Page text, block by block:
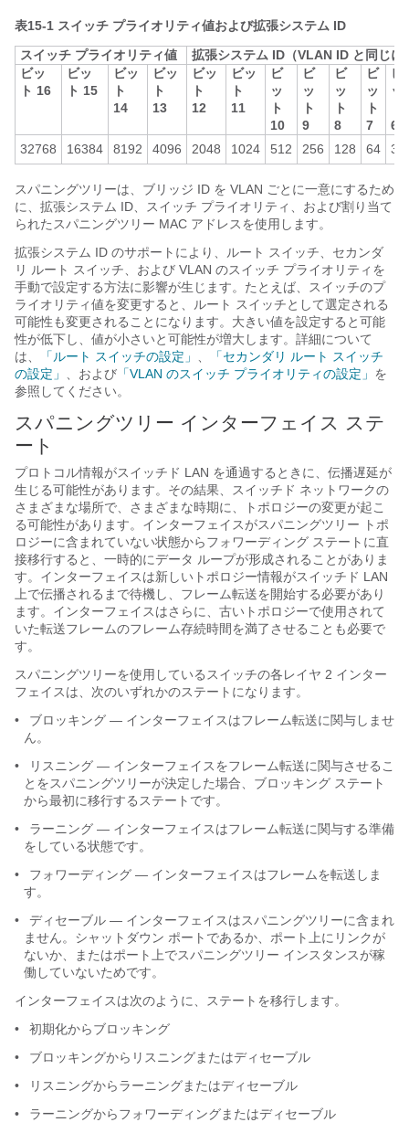
表15-1 スイッチ プライオリティ値および拡張システム ID
スイッチ プライオリティ値
拡張システム ID（VLAN ID と同じに
ビッ
ト 16
ビッ
ト 15
ビッ
ト
14
ビッ
ト
13
ビッ
ト
12
ビッ
ト
11
ビ
ッ
ト
10
ビ
ッ
ト
9
ビ
ッ
ト
8
ビ
ッ
ト
7
ビ
ッ
6
32768
16384 8192 4096 2048 1024 512 256 128 64 32
スパニングツリーは、ブリッジ ID を VLAN ごとに一意にするため
に、拡張システム ID、スイッチ プライオリティ、および割り当て
られたスパニングツリー MAC アドレスを使用します。
拡張システム ID のサポートにより、ルート スイッチ、セカンダ
リ ルート スイッチ、および VLAN のスイッチ プライオリティを
手動で設定する方法に影響が生じます。たとえば、スイッチのプ
ライオリティ値を変更すると、ルート スイッチとして選定される
可能性も変更されることになります。大きい値を設定すると可能
性が低下し、値が小さいと可能性が増大します。詳細について
は、
「ルート スイッチの設定」
「セカンダリ ルート スイッチ
の設定」
、および 「VLAN のスイッチ プライオリティの設定」 を
参照してください。
スパニングツリー インターフェイス ステ
ート
プロトコル情報がスイッチド LAN を通過するときに、伝播遅延が
生じる可能性があります。その結果、スイッチド ネットワークの
さまざまな場所で、さまざまな時期に、トポロジーの変更が起こ
る可能性があります。インターフェイスがスパニングツリー トポ
ロジーに含まれていない状態からフォワーディング ステートに直
接移行すると、一時的にデータ ループが形成されることがありま
す。インターフェイスは新しいトポロジー情報がスイッチド LAN
上で伝播されるまで待機し、フレーム転送を開始する必要があり
ます。インターフェイスはさらに、古いトポロジーで使用されて
いた転送フレームのフレーム存続時間を満了させることも必要で
す。
スパニングツリーを使用しているスイッチの各レイヤ 2 インター
フェイスは、次のいずれかのステートになります。
•
ブロッキング ― インターフェイスはフレーム転送に関与しませ
ん。
•
リスニング ― インターフェイスをフレーム転送に関与させるこ
とをスパニングツリーが決定した場合、ブロッキング ステート
から最初に移行するステートです。
•
ラーニング ― インターフェイスはフレーム転送に関与する準備
をしている状態です。
•
フォワーディング ― インターフェイスはフレームを転送しま
す。
•
ディセーブル ― インターフェイスはスパニングツリーに含まれ
ません。シャットダウン ポートであるか、ポート上にリンクが
ないか、またはポート上でスパニングツリー インスタンスが稼
働していないためです。
インターフェイスは次のように、ステートを移行します。
•
初期化からブロッキング
•
ブロッキングからリスニングまたはディセーブル
•
リスニングからラーニングまたはディセーブル
•
ラーニングからフォワーディングまたはディセーブル